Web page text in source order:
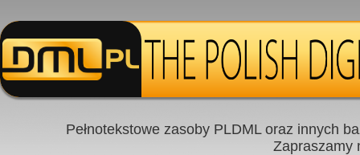
Pełnotekstowe zasoby PLDML oraz innych
Zapraszamy